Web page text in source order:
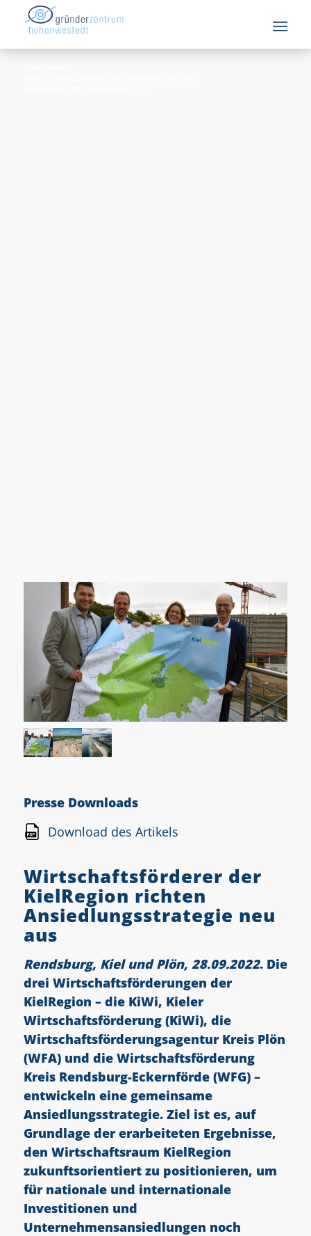
Presse Downloads
Download des Artikels
Wirtschaftsförderer der
KielRegion richten
Ansiedlungsstrategie neu
aus
Rendsburg, Kiel und Plön, 28.09.2022. Die
drei Wirtschaftsförderungen der
KielRegion – die KiWi, Kieler
Wirtschaftsförderung (KiWi), die
Wirtschaftsförderungsagentur Kreis Plön
(WFA) und die Wirtschaftsförderung
Kreis Rendsburg-Eckernförde (WFG) –
entwickeln eine gemeinsame
Ansiedlungsstrategie. Ziel ist es, auf
Grundlage der erarbeiteten Ergebnisse,
den Wirtschaftsraum KielRegion
zukunftsorientiert zu positionieren, um
für nationale und internationale
Investitionen und
Unternehmensansiedlungen noch